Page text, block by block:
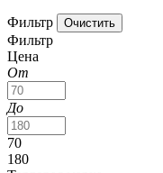
Фильтр
Фильтр
Цена
От
До
70
180